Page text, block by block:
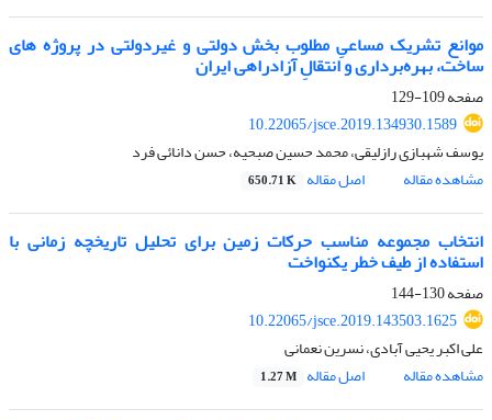
موانع تشریک مساعیِ مطلوب بخش دولتی و غیردولتی در پروژه های
ساخت، بهره‌برداری و انتقالِ آزادراهی ایران
صفحه109-129
10.22065/jsce.2019.134930.1589
یوسف شهبازی رازلیقی، محمد حسین صبحیه، حسن دانائی فرد
مشاهده مقاله
اصل مقاله 650.71 K
انتخاب مجموعه مناسب حرکات زمین برای تحلیل تاریخچه زمانی با
استفاده از طیف خطر یکنواخت
صفحه130-144
10.22065/jsce.2019.143503.1625
علی اکبر یحیی آبادی، نسرین نعمانی
مشاهده مقاله
اصل مقاله 1.27 M